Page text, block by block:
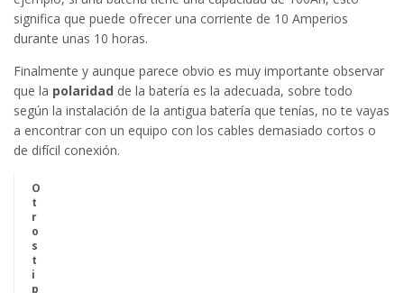
significa que puede ofrecer una corriente de 10 Amperios
durante unas 10 horas.
Finalmente y aunque parece obvio es muy importante observar
que la polaridad de la batería es la adecuada, sobre todo
según la instalación de la antigua batería que tenías, no te vayas
a encontrar con un equipo con los cables demasiado cortos o
de difícil conexión.
O
t
r
o
s
t
i
p